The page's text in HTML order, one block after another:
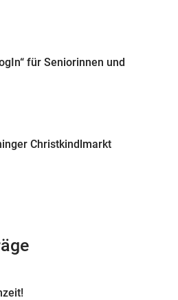
für Seniorinnen und
Christkindlmarkt